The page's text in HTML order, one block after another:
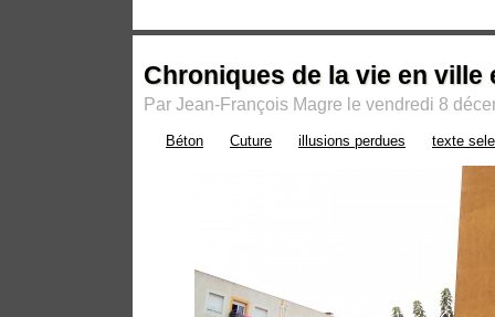
Chroniques de la vie en ville
Par Jean-François Magre le vendredi 8
Béton Cuture illusions perdues texte